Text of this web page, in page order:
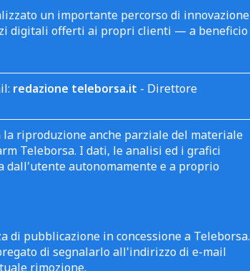
un importante percorso di innovazione
digitali offerti ai propri clienti — a beneficio
redazione teleborsa.it - Direttore
riproduzione anche parziale del materiale
Teleborsa. I dati, le analisi ed i grafici
dall'utente autonomamente e a proprio
di pubblicazione in concessione a Teleborsa.
di segnalarlo all'indirizzo di e-mail
rimozione.